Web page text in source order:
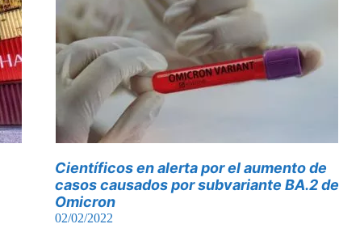
Científicos en alerta por el aumento de
casos causados por subvariante BA.2 de
Omicron
02/02/2022